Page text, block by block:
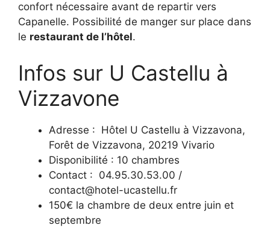
confort nécessaire avant de repartir vers
Capanelle. Possibilité de manger sur place dans
le restaurant de l’hôtel.
Infos sur U Castellu à
Vizzavone
Adresse : Hôtel U Castellu à Vizzavona,
Forêt de Vizzavona, 20219 Vivario
Disponibilité : 10 chambres
Contact : 04.95.30.53.00 /
contact@hotel-ucastellu.fr
150€ la chambre de deux entre juin et
septembre